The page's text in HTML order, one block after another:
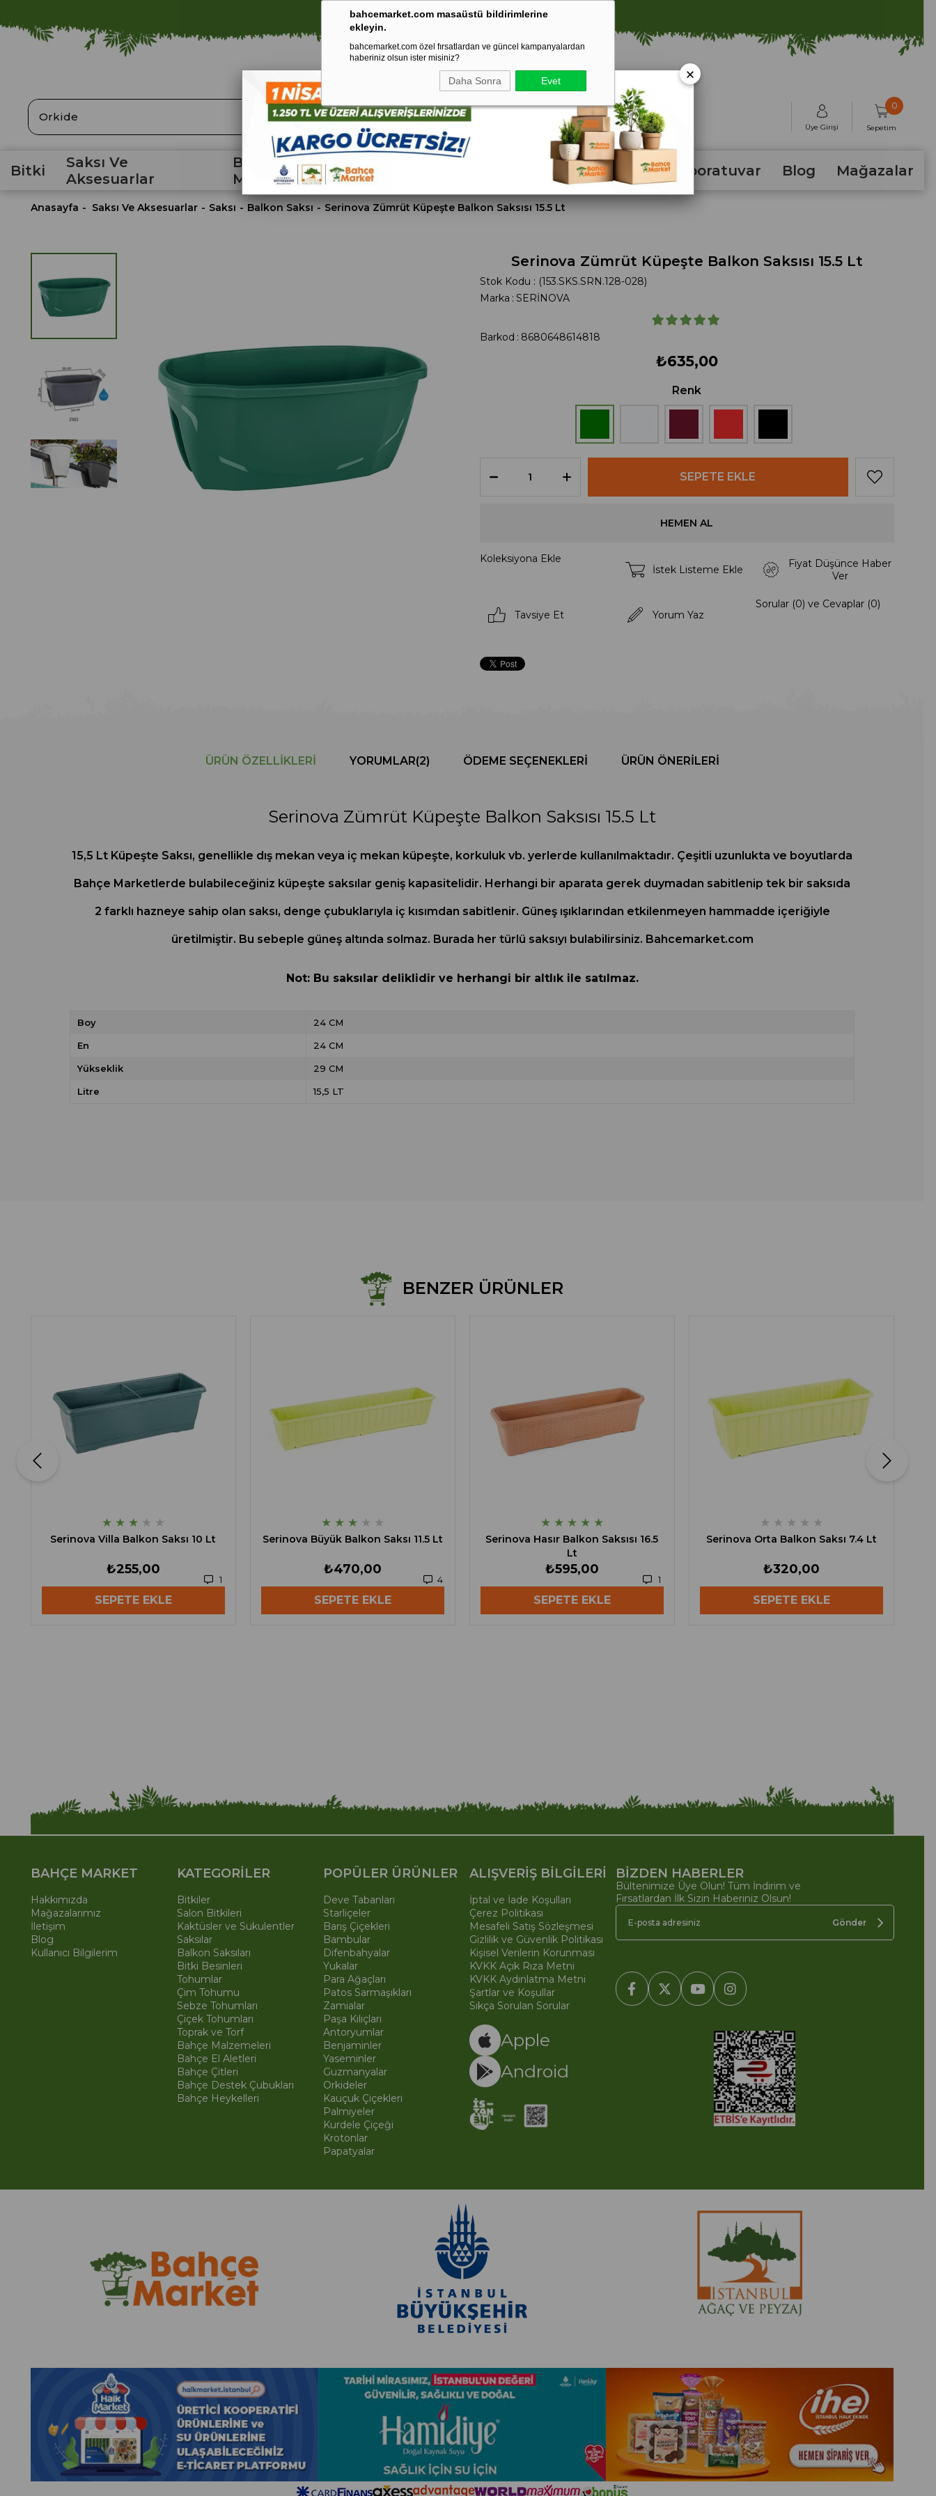
bahcemarket.com masaüstü bildirimlerine
ekleyin.
bahcemarket.com özel fırsatlardan ve güncel kampanyalardan
haberiniz olsun ister misiniz?
Daha Sonra Evet
⚠️ SATIŞLARIMIZ YALNIZCA İSTANBUL İLİ İLE SINIRLIDIR.
ARA
Üye Girişi Sepetim
0
Bitki
Saksı Ve
Aksesuarlar
Bahçe
Malzemeleri
Tohum Laboratuvar Blog Mağazalar
Anasayfa Saksı Ve Aksesuarlar Saksı Balkon Saksı Serinova Zümrüt Küpeşte Balkon Saksısı 15.5 Lt
Serinova Zümrüt Küpeşte Balkon Saksısı 15.5 Lt
Stok Kodu
(153.SKS.SRN.128-028)
Marka : SERİNOVA
Barkod : 8680648614818
₺635,00
Renk
Koleksiyona Ekle
İstek Listeme Ekle
Fiyat Düşünce Haber
Ver
Tavsiye Et Yorum Yaz
Sorular (0) ve Cevaplar (0)
ÜRÜN ÖZELLIKLERI YORUMLAR(2) ÖDEME SEÇENEKLERI ÜRÜN ÖNERILERI
Serinova Zümrüt Küpeşte Balkon Saksısı 15.5 Lt
15,5 Lt Küpeşte Saksı, genellikle dış mekan veya iç mekan küpeşte, korkuluk vb. yerlerde kullanılmaktadır. Çeşitli uzunlukta ve boyutlarda
Bahçe Marketlerde bulabileceğiniz küpeşte saksılar geniş kapasitelidir. Herhangi bir aparata gerek duymadan sabitlenip tek bir saksıda
2 farklı hazneye sahip olan saksı, denge çubuklarıyla iç kısımdan sabitlenir. Güneş ışıklarından etkilenmeyen hammadde içeriğiyle
üretilmiştir. Bu sebeple güneş altında solmaz. Burada her türlü saksıyı bulabilirsiniz. Bahcemarket.com
Not: Bu saksılar deliklidir ve herhangi bir altlık ile satılmaz.
Boy 24 CM
En 24 CM
Yükseklik 29 CM
Litre 15,5 LT
BENZER ÜRÜNLER
★ ★ ★ ★ ★
Serinova Villa Balkon Saksı 10 Lt
1
₺255,00
SEPETE EKLE
★ ★ ★ ★ ★
Serinova Büyük Balkon Saksı 11.5 Lt
4
₺470,00
SEPETE EKLE
★ ★ ★ ★ ★
Serinova Hasır Balkon Saksısı 16.5
Lt
1
₺595,00
SEPETE EKLE
★ ★ ★ ★ ★
Serinova Orta Balkon Saksı 7.4 Lt
₺320,00
SEPETE EKLE
BAHÇE MARKET
Hakkımızda
Mağazalarımız
İletişim
Blog
Kullanıcı Bilgilerim
KATEGORİLER
Bitkiler
Salon Bitkileri
Kaktüsler ve Sukulentler
Saksılar
Balkon Saksıları
Bitki Besinleri
Tohumlar
Çim Tohumu
Sebze Tohumları
Çiçek Tohumları
Toprak ve Torf
Bahçe Malzemeleri
Bahçe El Aletleri
Bahçe Çitleri
Bahçe Destek Çubukları
Bahçe Heykelleri
POPÜLER ÜRÜNLER
Deve Tabanları
Starliçeler
Barış Çiçekleri
Bambular
Difenbahyalar
Yukalar
Para Ağaçları
Patos Sarmaşıkları
Zamialar
Paşa Kılıçları
Antoryumlar
Benjaminler
Yaseminler
Guzmanyalar
Orkideler
Kauçuk Çiçekleri
Palmiyeler
Kurdele Çiçeği
Krotonlar
Papatyalar
ALIŞVERİŞ BİLGİLERİ
İptal ve İade Koşulları
Çerez Politikası
Mesafeli Satış Sözleşmesi
Gizlilik ve Güvenlik Politikası
Kişisel Verilerin Korunması
KVKK Açık Rıza Metni
KVKK Aydınlatma Metni
Şartlar ve Koşullar
Sıkça Sorulan Sorular
Apple
Android
BİZDEN HABERLER
Bültenimize Üye Olun! Tüm İndirim ve
Fırsatlardan İlk Sizin Haberiniz Olsun!
Gönder
×